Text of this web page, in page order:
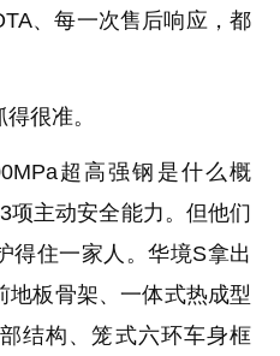
、每一次售后响应，都
很准。
超高强钢是什么概
项主动安全能力。但他们
得住一家人。华境S拿出
地板骨架、一体式热成型
结构、笼式六环车身框